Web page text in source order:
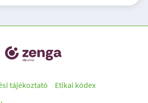
tájékoztató
Etikai kódex